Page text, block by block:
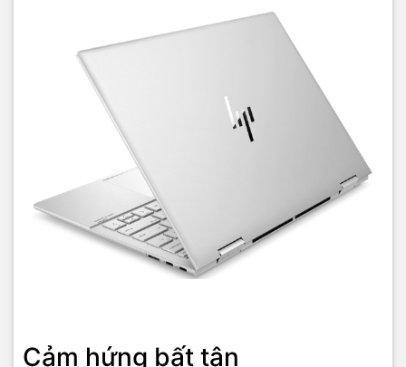
Cảm hứng bất tận
cái chạm tay đồng thời bảo vệ an toàn cho dữ liệu trên máy.